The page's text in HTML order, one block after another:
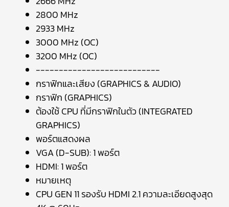
2800 MHz
2933 MHz
3000 MHz (OC)
3200 MHz (OC)
---------------------------
กราฟิกและเสียง (GRAPHICS & AUDIO)
กราฟิก (GRAPHICS)
ต้องใช้ CPU ที่มีกราฟิกในตัว (INTEGRATED
GRAPHICS)
พอร์ตแสดงผล
VGA (D-SUB): 1 พอร์ต
HDMI: 1 พอร์ต
หมายเหตุ
CPU GEN 11 รองรับ HDMI 2.1 ความละเอียดสูงสุด